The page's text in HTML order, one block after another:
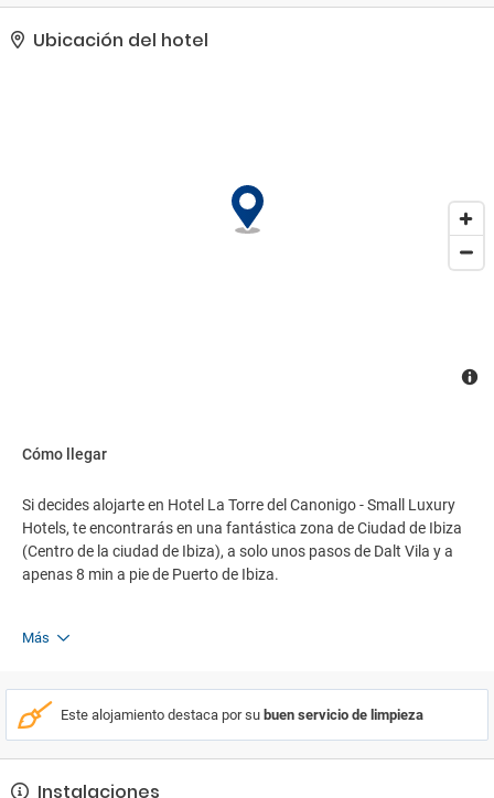
contemplar el paisaje. En este hotel de estilo mediterráneo
encontrarás también conexión a Internet wifi gratis, servicios de
vuelta) previa petición y servicio de transporte al punto de
Ubicación del hotel
Cómo llegar
Si decides alojarte en Hotel La Torre del Canonigo - Small Luxury
Hotels, te encontrarás en una fantástica zona de Ciudad de Ibiza
(Centro de la ciudad de Ibiza), a solo unos pasos de Dalt Vila y a
apenas 8 min a pie de Puerto de Ibiza.
Más
Este alojamiento destaca por su buen servicio de limpieza
Instalaciones